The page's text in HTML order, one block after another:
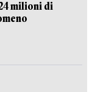
milioni di